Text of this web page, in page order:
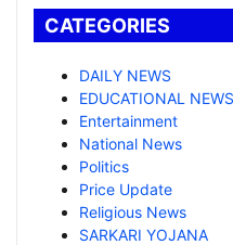
CATEGORIES
DAILY NEWS
EDUCATIONAL NEWS
Entertainment
National News
Politics
Price Update
Religious News
SARKARI YOJANA